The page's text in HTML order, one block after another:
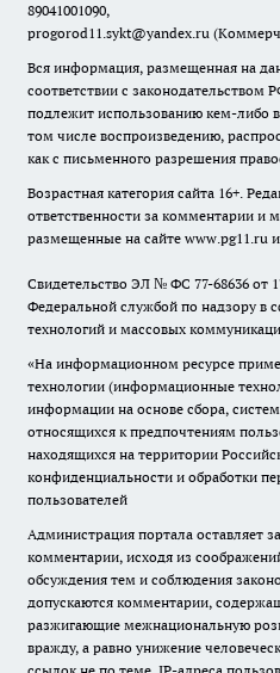
89041001090,
progorod11.sykt@yandex.ru
Вся информация, размещенная на
соответствии с законодательством
подлежит использованию кем-либо
том числе воспроизведению,
как с письменного разрешения
Возрастная категория сайта 16+.
ответственности за комментарии и
размещенные на сайте www.pg11.ru
Свидетельство ЭЛ № ФС 77-68636 от
Федеральной службой по надзору в
технологий и массовых
«На информационном ресурсе
технологии (информационные
информации на основе сбора,
относящихся к предпочтениям
находящихся на территории
конфиденциальности и обработки
пользователей
Администрация портала оставляет
комментарии, исходя из
обсуждения тем и соблюдения
допускаются комментарии,
разжигающие межнациональную
вражду, а равно унижение